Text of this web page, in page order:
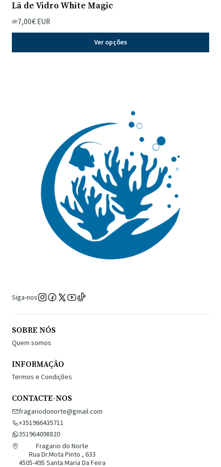
Lã de Vidro White Magic
de7,00€ EUR
Ver opções
Siga-nos
SOBRE NÓS
Quem somos
INFORMAÇÃO
Termos e Condições
CONTACTE-NOS
fragariodonorte@gmail.com
+351966435711
351964098820
Fragario do Norte
Rua Dr.Mota Pinto , 633
4505-495 Santa Maria Da Feira